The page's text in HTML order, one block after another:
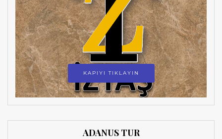
KAPIYI TIKLAYIN
ADANUS TUR